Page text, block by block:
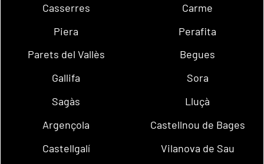
Casserres
Carme
Piera
Perafita
Parets del Vallès
Begues
Gallifa
Sora
Sagàs
Lluçà
Argençola
Castellnou de Bages
Castellgalí
Vilanova de Sau